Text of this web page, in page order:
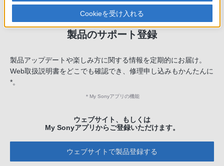
製品のサポート登録
製品アップデートや楽しみ方に関する情報を定期的にお届け。
Web取扱説明書をどこでも確認でき、修理申し込みもかんたんに
*。
＊ My Sonyアプリの機能
ウェブサイト、もしくは
My Sonyアプリからご登録いただけます。
ウェブサイトで製品登録する
Cookieを受け入れる